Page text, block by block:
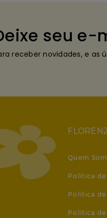
seu e-
receber novidades, e as
Quem
Política
Política
Política de